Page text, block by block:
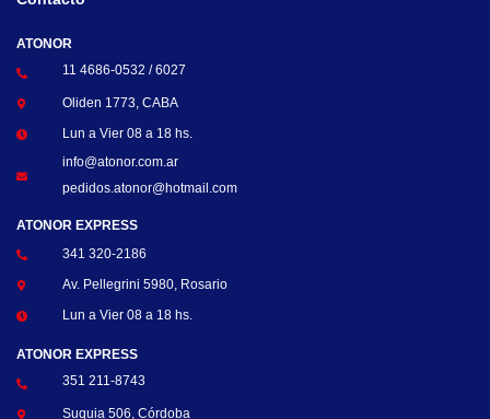
ATONOR
11 4686-0532 / 6027
Oliden 1773, CABA
Lun a Vier 08 a 18 hs.
info@atonor.com.ar
pedidos.atonor@hotmail.com
ATONOR EXPRESS
341 320-2186
Av. Pellegrini 5980, Rosario
Lun a Vier 08 a 18 hs.
ATONOR EXPRESS
351 211-8743
Suquia 506, Córdoba